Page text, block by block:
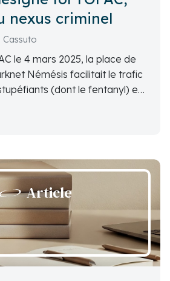
nexus criminel
Cassuto
le 4 mars 2025, la place de
Némésis facilitait le trafic
(dont le fentanyl) et
troubles entre cybercriminalité,
Article